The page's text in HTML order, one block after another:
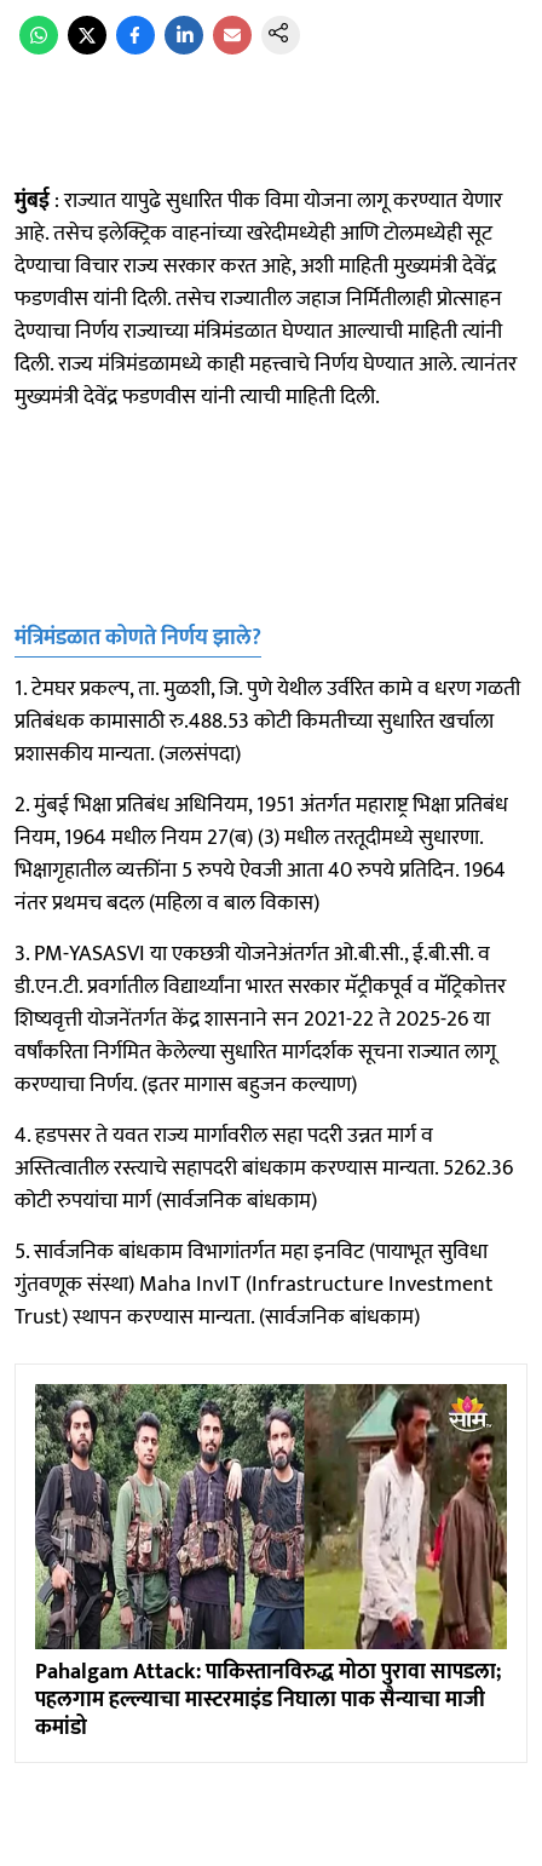
मुंबई: राज्यात यापुढे सुधारित पीक विमा योजना लागू करण्यात येणार
आहे. तसेच इलेक्ट्रिक वाहनांच्या खरेदीमध्येही आणि टोलमध्येही सूट
देण्याचा विचार राज्य सरकार करत आहे, अशी माहिती मुख्यमंत्री देवेंद्र
फडणवीस यांनी दिली. तसेच राज्यातील जहाज निर्मितीलाही प्रोत्साहन
देण्याचा निर्णय राज्याच्या मंत्रिमंडळात घेण्यात आल्याची माहिती त्यांनी
दिली. राज्य मंत्रिमंडळामध्ये काही महत्त्वाचे निर्णय घेण्यात आले. त्यानंतर
मुख्यमंत्री देवेंद्र फडणवीस यांनी त्याची माहिती दिली.
मंत्रिमंडळात कोणते निर्णय झाले?
1. टेमघर प्रकल्प, ता. मुळशी, जि. पुणे येथील उर्वरित कामे व धरण गळती
प्रतिबंधक कामासाठी रु.488.53 कोटी किमतीच्या सुधारित खर्चाला
प्रशासकीय मान्यता. (जलसंपदा)
2. मुंबई भिक्षा प्रतिबंध अधिनियम, 1951 अंतर्गत महाराष्ट्र भिक्षा प्रतिबंध
नियम, 1964 मधील नियम 27(ब) (3) मधील तरतूदीमध्ये सुधारणा.
भिक्षागृहातील व्यक्तींना 5 रुपये ऐवजी आता 40 रुपये प्रतिदिन. 1964
नंतर प्रथमच बदल (महिला व बाल विकास)
3. PM-YASASVI या एकछत्री योजनेअंतर्गत ओ.बी.सी., ई.बी.सी. व
डी.एन.टी. प्रवर्गातील विद्यार्थ्यांना भारत सरकार मॅट्रीकपूर्व व मॅट्रिकोत्तर
शिष्यवृत्ती योजनेंतर्गत केंद्र शासनाने सन 2021-22 ते 2025-26 या
वर्षांकरिता निर्गमित केलेल्या सुधारित मार्गदर्शक सूचना राज्यात लागू
करण्याचा निर्णय. (इतर मागास बहुजन कल्याण)
4. हडपसर ते यवत राज्य मार्गावरील सहा पदरी उन्नत मार्ग व
अस्तित्वातील रस्त्याचे सहापदरी बांधकाम करण्यास मान्यता. 5262.36
कोटी रुपयांचा मार्ग (सार्वजनिक बांधकाम)
5. सार्वजनिक बांधकाम विभागांतर्गत महा इनविट (पायाभूत सुविधा
गुंतवणूक संस्था) Maha InvIT (Infrastructure Investment
Trust) स्थापन करण्यास मान्यता. (सार्वजनिक बांधकाम)
Pahalgam Attack: पाकिस्तानविरुद्ध मोठा पुरावा सापडला;
पहलगाम हल्ल्याचा मास्टरमाइंड निघाला पाक सैन्याचा माजी
कमांडो